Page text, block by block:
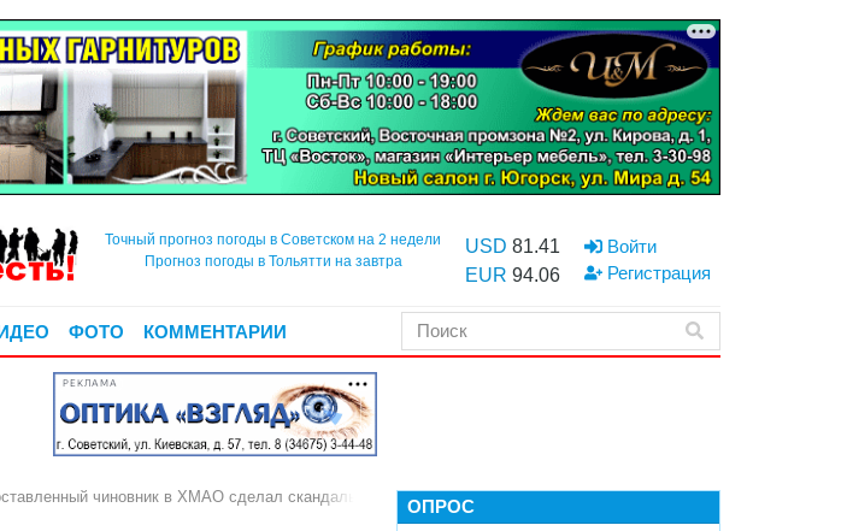
Точный прогноз погоды в Советском на 2 недели
Прогноз погоды в Тольятти на завтра
USD 81.41
EUR 94.06
Войти
Регистрация
ФОТО КОММЕНТАРИИ
РЕКЛАМА
чиновник в ХМАО сделал скандальное заявление, обсуждая низкое качество ремонта дорог
ОПРОС